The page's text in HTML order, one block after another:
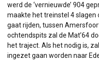
werd de ‘vernieuwde’ 904
maakte het treinstel 4 slagen
gaat rijden, tussen
ochtendspits zal de Mat’64
het traject. Als het nodig is,
ingezet gaan worden naar